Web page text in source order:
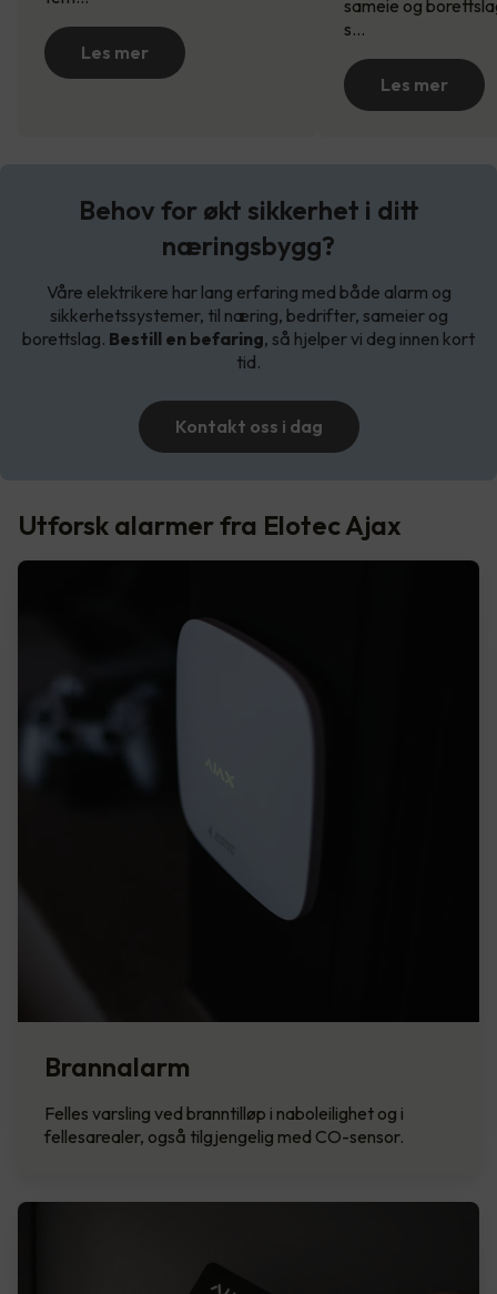
Les mer
sameie og
s…
Les mer
Behov for økt sikkerhet i ditt
næringsbygg?
Våre elektrikere har lang erfaring med både alarm og
sikkerhetssystemer, til næring, bedrifter, sameier og
borettslag. Bestill en befaring, så hjelper vi deg innen kort
tid.
Kontakt oss i dag
Utforsk alarmer fra Elotec Ajax
Brannalarm
Felles varsling ved branntilløp i naboleilighet og i
fellesarealer, også tilgjengelig med CO-sensor.